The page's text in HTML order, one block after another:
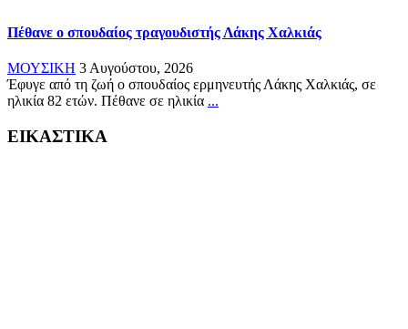
Πέθανε ο σπουδαίος τραγουδιστής Λάκης Χαλκιάς
ΜΟΥΣΙΚΗ 3 Αυγούστου, 2026
Έφυγε από τη ζωή ο σπουδαίος ερμηνευτής Λάκης Χαλκιάς, σε
ηλικία 82 ετών. Πέθανε σε ηλικία ...
ΕΙΚΑΣΤΙΚΑ